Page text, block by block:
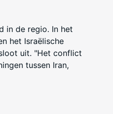
in de regio. In het
het Israëlische
uit. "Het conflict
tussen Iran,